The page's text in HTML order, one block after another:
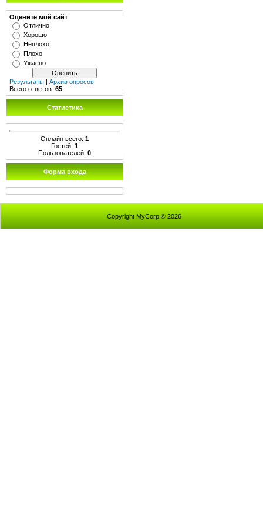
Оцените мой сайт
Отлично
Хорошо
Неплохо
Плохо
Ужасно
Результаты | Архив опросов
Всего ответов: 65
Статистика
Онлайн всего: 1
Гостей: 1
Пользователей: 0
Форма входа
Copyright MyCorp © 2026